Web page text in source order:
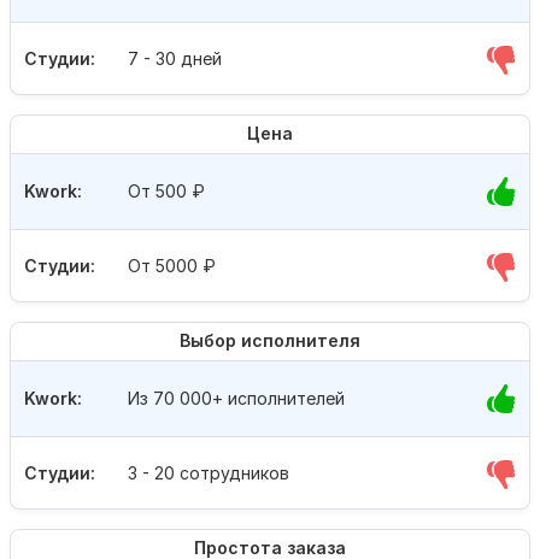
Студии: 7 - 30 дней
Цена
Студии: От 5000 ₽
Kwork: От 500 ₽
Выбор исполнителя
Студии: 3 - 20 сотрудников
Kwork: Из 70 000+ исполнителей
Простота заказа